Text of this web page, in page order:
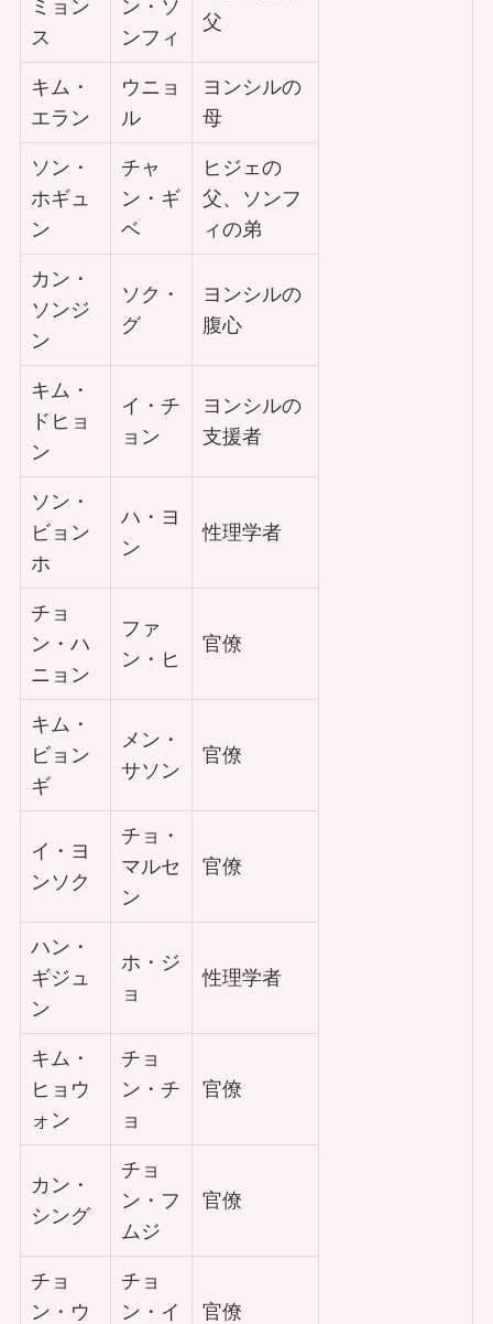
ミョン
ス
ン・ソ
ンフィ
父
キム・
エラン
ウニョ
ル
ヨンシルの
母
ソン・
ホギュ
ン
チャ
ン・ギ
ベ
ヒジェの
父、ソンフ
ィの弟
カン・
ソンジ
ン
ソク・
グ
ヨンシルの
腹心
キム・
ドヒョ
ン
イ・チ
ョン
ヨンシルの
支援者
ソン・
ビョン
ホ
ハ・ヨ
ン
性理学者
チョ
ン・ハ
ニョン
ファ
ン・ヒ
官僚
キム・
ビョン
ギ
メン・
サソン
官僚
イ・ヨ
ンソク
チョ・
マルセ
ン
官僚
ハン・
ギジュ
ン
ホ・ジ
ョ
性理学者
キム・
ヒョウ
ォン
チョ
ン・チ
ョ
官僚
カン・
シング
チョ
ン・フ
ムジ
官僚
チョ
ン・ウ
チョ
ン・イ
官僚